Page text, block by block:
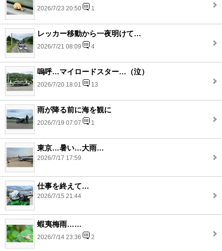
2026/7/23 20:50 1
レッカー移動から一夜明けて…
2026/7/21 08:09 4
嗚呼…マイロードスター…（泣）
2026/7/20 18:01 13
雨が降る前に海を観に
2026/7/19 07:07 1
東京…暑い…大雨…
2026/7/17 17:59
仕事を終えて…
2026/7/15 21:44
蝦夷梅雨……
2026/7/14 23:36 2